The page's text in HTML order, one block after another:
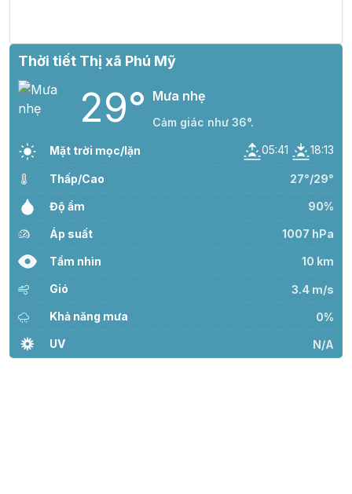
Thời tiết Thị xã Phú Mỹ
29° Mưa nhẹ
Cảm giác như 36°.
Mặt trời mọc/lặn 05:41 18:13
Thấp/Cao 27°/29°
Độ ẩm 90%
Áp suất 1007 hPa
Tầm nhìn 10 km
Gió 3.4 m/s
Khả năng mưa 0%
UV N/A